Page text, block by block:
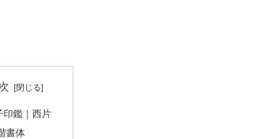
印鑑｜西片
書体